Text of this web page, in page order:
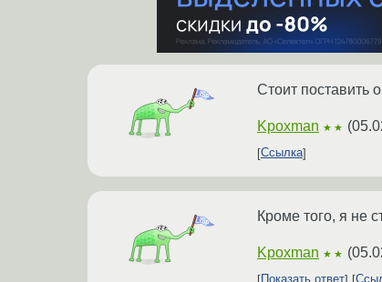
Стоит поставить
Kpoxman ★★ (
Ссылка
Кроме того, я не
Kpoxman ★★ (